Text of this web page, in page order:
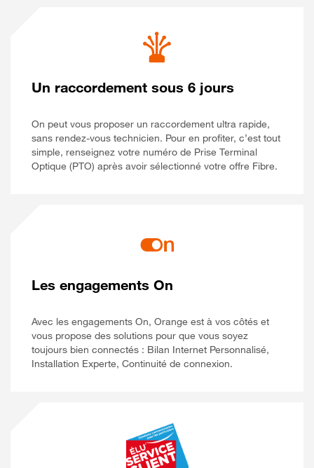
Un raccordement sous 6 jours
On peut vous proposer un raccordement ultra rapide,
sans rendez-vous technicien. Pour en profiter, c’est tout
simple, renseignez votre numéro de Prise Terminal
Optique (PTO) après avoir sélectionné votre offre Fibre.
Les engagements On
Avec les engagements On, Orange est à vos côtés et
vous propose des solutions pour que vous soyez
toujours bien connectés : Bilan Internet Personnalisé,
Installation Experte, Continuité de connexion.